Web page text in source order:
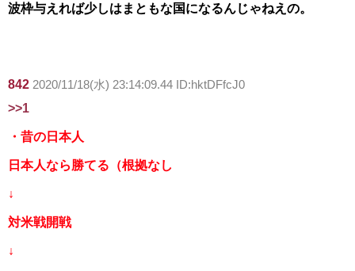
波枠与えれば少しはまともな国になるんじゃねえの。
842 2020/11/18(水) 23:14:09.44 ID:hktDFfcJ0
>>1
・昔の日本人
日本人なら勝てる（根拠なし
↓
対米戦開戦
↓